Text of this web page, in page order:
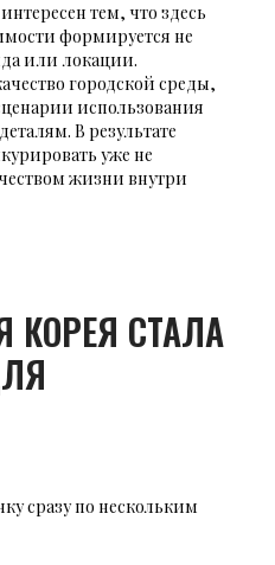
тем, что здесь
формируется не
или локации.
городской среды,
использования
В результате
уже не
жизни внутри
СТАЛА
сразу по нескольким